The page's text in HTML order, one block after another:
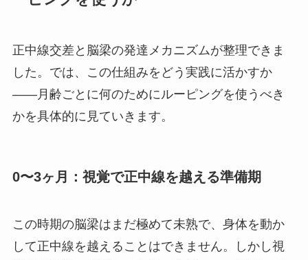
正中線交差と脳梁の発達メカニズムが整理できま
した。では、この仕組みをどう実践に活かすか
——月齢ごとに何のためにルーピングを使うべき
かを具体的に見ていきます。
0〜3ヶ月：視覚で正中線を越える準備期
この時期の脳梁はまだ極めて未熟で、身体を動か
して正中線を越えることはできません。しかし視